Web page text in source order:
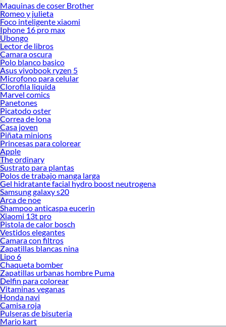
Maquinas de coser Brother
Romeo y julieta
Foco inteligente xiaomi
Iphone 16 pro max
Ubongo
Lector de libros
Camara oscura
Polo blanco basico
Asus vivobook ryzen 5
Microfono para celular
Clorofila liquida
Marvel comics
Panetones
Picatodo oster
Correa de lona
Casa joven
Piñata minions
Princesas para colorear
Apple
The ordinary
Sustrato para plantas
Polos de trabajo manga larga
Gel hidratante facial hydro boost neutrogena
Samsung galaxy s20
Arca de noe
Shampoo anticaspa eucerin
Xiaomi 13t pro
Pistola de calor bosch
Vestidos elegantes
Camara con filtros
Zapatillas blancas nina
Lipo 6
Chaqueta bomber
Zapatillas urbanas hombre Puma
Delfin para colorear
Vitaminas veganas
Honda navi
Camisa roja
Pulseras de bisuteria
Mario kart